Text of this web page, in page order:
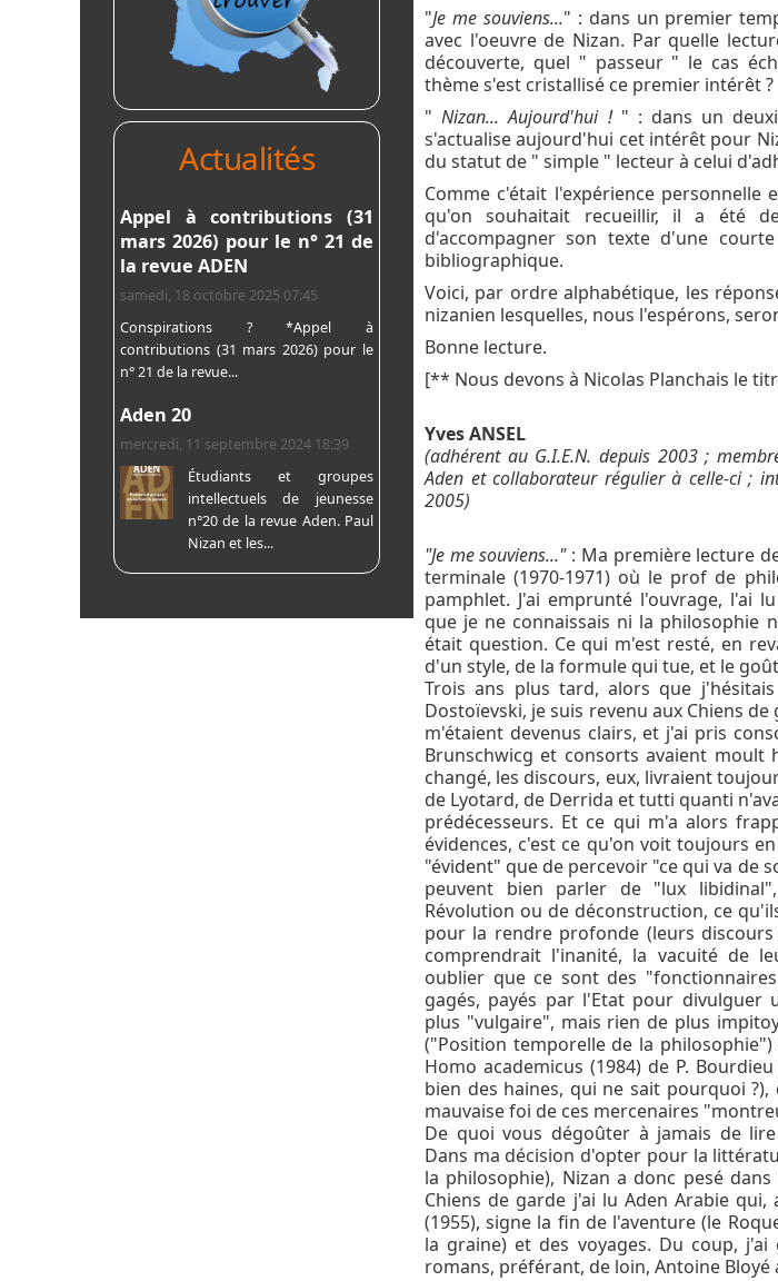
Actualités
Appel à contributions (31
mars 2026) pour le n° 21 de
la revue ADEN
samedi, 18 octobre 2025 07:45
Conspirations ? *Appel à
contributions (31 mars 2026) pour le
n° 21 de la revue...
Aden 20
mercredi, 11 septembre 2024 18:39
Étudiants et groupes
intellectuels de jeunesse
n°20 de la revue Aden. Paul
Nizan et les...
"Je me souviens..." : dans un premier
avec l'oeuvre de Nizan. Par quelle
découverte, quel " passeur " le cas
thème s'est cristallisé ce premier intérêt ?
"Nizan... Aujourd'hui !" : dans un
s'actualise aujourd'hui cet intérêt pour
du statut de " simple " lecteur à celui
Comme c'était l'expérience personnelle
qu'on souhaitait recueillir, il a été
d'accompagner son texte d'une
bibliographique.
Voici, par ordre alphabétique, les
nizanien lesquelles, nous l'espérons,
Bonne lecture.
[** Nous devons à Nicolas Planchais le
Yves ANSEL
(adhérent au G.I.E.N. depuis 2003 ;
Aden et collaborateur régulier à celle-ci ;
2005)
"Je me souviens...": Ma première lecture
terminale (1970-1971) où le prof de
pamphlet. J'ai emprunté l'ouvrage, l'ai
que je ne connaissais ni la philosophie
était question. Ce qui m'est resté, en
d'un style, de la formule qui tue, et le
Trois ans plus tard, alors que
Dostoïevski, je suis revenu aux Chiens
m'étaient devenus clairs, et j'ai pris
Brunschwicg et consorts avaient moult
changé, les discours, eux, livraient
de Lyotard, de Derrida et tutti quanti
prédécesseurs. Et ce qui m'a alors
évidences, c'est ce qu'on voit toujours
"évident" que de percevoir "ce qui va de
peuvent bien parler de "lux
Révolution ou de déconstruction, ce
pour la rendre profonde (leurs
comprendrait l'inanité, la vacuité de
oublier que ce sont des
gagés, payés par l'Etat pour divulguer
plus "vulgaire", mais rien de plus
("Position temporelle de la
Homo academicus (1984) de P.
bien des haines, qui ne sait pourquoi
mauvaise foi de ces mercenaires
De quoi vous dégoûter à jamais de
Dans ma décision d'opter pour la
la philosophie), Nizan a donc pesé
Chiens de garde j'ai lu Aden Arabie
(1955), signe la fin de l'aventure (le
la graine) et des voyages. Du coup,
romans, préférant, de loin, Antoine Bloyé